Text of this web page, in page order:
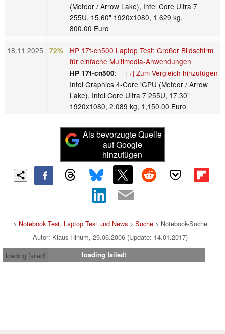
(Meteor / Arrow Lake), Intel Core Ultra 7
255U, 15.60" 1920x1080, 1.629 kg,
800.00 Euro
18.11.2025 72%
HP 17t-cn500 Laptop Test: Großer Bildschirm
für einfache Multimedia-Anwendungen
[+] Zum Vergleich hinzufügen
HP 17t-cn500:
Intel Graphics 4-Core iGPU (Meteor / Arrow
Lake), Intel Core Ultra 7 255U, 17.30"
1920x1080, 2.089 kg, 1,150.00 Euro
Als bevorzugte Quelle
auf Google
hinzufügen
> Notebook Test, Laptop Test und News> Suche> Notebook-Suche
Autor: Klaus Hinum, 29.06.2006 (Update: 14.01.2017)
loading failed!
loading failed!